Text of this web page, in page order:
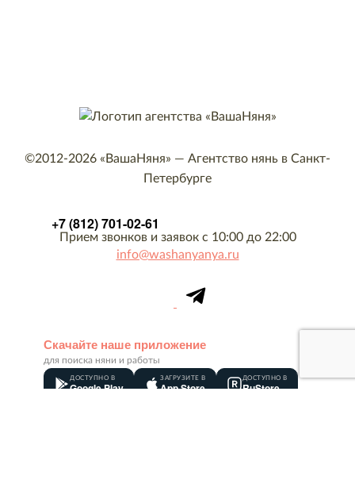
©2012-2026 «ВашаНяня» — Агентство нянь в Санкт-
Петербурге
+7 (812) 701-02-61
Прием звонков и заявок с 10:00 до 22:00
info@washanyanya.ru
Скачайте наше приложение
для поиска няни и работы
ДОСТУПНО В
Google Play
ЗАГРУЗИТЕ В
App Store
ДОСТУПНО В
RuStore